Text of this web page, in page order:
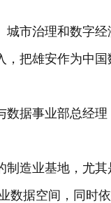
市治理和数字
把雄安作为中国
据事业部总经理
制造业基地，尤
数据空间，同时